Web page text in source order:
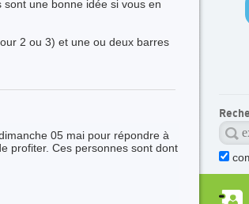
une bonne idée si vous en
2 ou 3) et une ou deux barres
05 mai pour répondre à
profiter. Ces personnes sont dont